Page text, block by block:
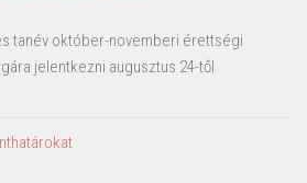
tanév október-novemberi érettségi
jelentkezni augusztus 24-től